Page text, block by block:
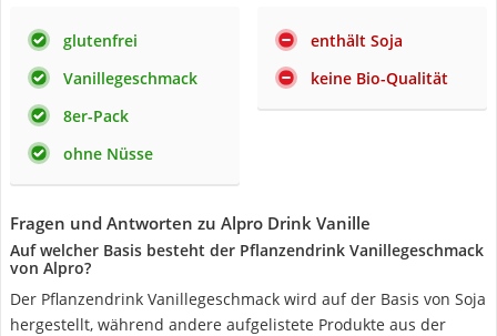
glutenfrei
Vanillegeschmack
8er-Pack
ohne Nüsse
enthält Soja
keine Bio-Qualität
Fragen und Antworten zu Alpro Drink Vanille
Auf welcher Basis besteht der Pflanzendrink Vanillegeschmack
von Alpro?
Der Pflanzendrink Vanillegeschmack wird auf der Basis von Soja
hergestellt, während andere aufgelistete Produkte aus der